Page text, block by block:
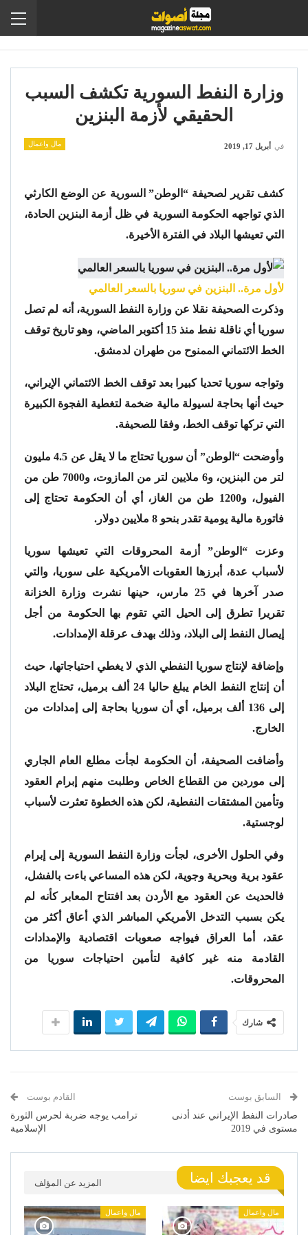
وزارة النفط السورية تكشف السبب
الحقيقي لأزمة البنزين
مال واعمال في أبريل 17, 2019
كشف تقرير لصحيفة “الوطن” السورية عن الوضع الكارثي
الذي تواجهه الحكومة السورية في ظل أزمة البنزين الحادة،
التي تعيشها البلاد في الفترة الأخيرة.
لأول مرة.. البنزين في سوريا بالسعر العالمي
وذكرت الصحيفة نقلا عن وزارة النفط السورية، أنه لم تصل
سوريا أي ناقلة نفط منذ 15 أكتوبر الماضي، وهو تاريخ توقف
الخط الائتماني الممنوح من طهران لدمشق.
وتواجه سوريا تحديا كبيرا بعد توقف الخط الائتماني الإيراني،
حيث أنها بحاجة لسيولة مالية ضخمة لتغطية الفجوة الكبيرة
التي تركها توقف الخط، وفقا للصحيفة.
وأوضحت “الوطن” أن سوريا تحتاج ما لا يقل عن 4.5 مليون
لتر من البنزين، و6 ملايين لتر من المازوت، و7000 طن من
الفيول، و1200 طن من الغاز، أي أن الحكومة تحتاج إلى
فاتورة مالية يومية تقدر بنحو 8 ملايين دولار.
وعزت “الوطن” أزمة المحروقات التي تعيشها سوريا
لأسباب عدة، أبرزها العقوبات الأمريكية على سوريا، والتي
صدر آخرها في 25 مارس، حينها نشرت وزارة الخزانة
تقريرا تطرق إلى الحيل التي تقوم بها الحكومة من أجل
إيصال النفط إلى البلاد، وذلك بهدف عرقلة الإمدادات.
وإضافة لإنتاج سوريا النفطي الذي لا يغطي احتياجاتها، حيث
أن إنتاج النفط الخام يبلغ حاليا 24 ألف برميل، تحتاج البلاد
إلى 136 ألف برميل، أي أن سوريا بحاجة إلى إمدادات من
الخارج.
وأضافت الصحيفة، أن الحكومة لجأت مطلع العام الجاري
إلى موردين من القطاع الخاص وطلبت منهم إبرام العقود
وتأمين المشتقات النفطية، لكن هذه الخطوة تعثرت لأسباب
لوجستية.
وفي الحلول الأخرى، لجأت وزارة النفط السورية إلى إبرام
عقود برية وبحرية وجوية، لكن هذه المساعي باءت بالفشل،
فالحديث عن العقود مع الأردن بعد افتتاح المعابر كأنه لم
يكن بسبب التدخل الأمريكي المباشر الذي أعاق أكثر من
عقد، أما العراق فيواجه صعوبات اقتصادية والإمدادات
القادمة منه غير كافية لتأمين احتياجات سوريا من
المحروقات.
شارك
السابق بوست
صادرات النفط الإيراني عند أدنى
مستوى في 2019
القادم بوست
ترامب يوجه ضربة لحرس الثورة
الإسلامية
قد يعجبك ايضا المزيد عن المؤلف
مال واعمال مال واعمال